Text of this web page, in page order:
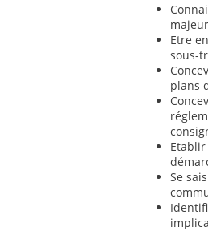
Etre
sous-
plans
Se